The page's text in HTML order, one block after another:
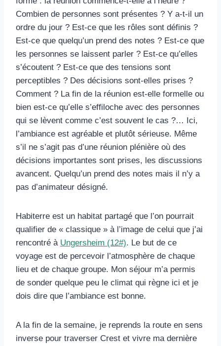
Combien de personnes sont présentes ? Y a-t-il un
ordre du jour ? Est-ce que les rôles sont définis ?
Est-ce que quelqu’un prend des notes ? Est-ce que
les personnes se laissent parler ? Est-ce qu’elles
s’écoutent ? Est-ce que des tensions sont
perceptibles ? Des décisions sont-elles prises ?
Comment ? La fin de la réunion est-elle formelle ou
bien est-ce qu’elle s’effiloche avec des personnes
qui se lèvent comme c’est souvent le cas ?… Ici,
l’ambiance est agréable et plutôt sérieuse. Même
s’il ne s’agit pas d’une réunion plénière où des
décisions importantes sont prises, les discussions
avancent. Quelqu’un prend des notes mais il n’y a
pas d’animateur désigné.
Habiterre est un habitat partagé que l’on pourrait
qualifier de « classique » à l’image de celui que j’ai
rencontré à Ungersheim (12#). Le but de ce
voyage est de percevoir l’atmosphère de chaque
lieu et de chaque groupe. Mon séjour m’a permis
de sonder quelque peu le climat qui règne ici et je
dois dire que l’ambiance est bonne.
A la fin de la semaine, je reprends la route en sens
inverse pour traverser Crest et vivre ma dernière